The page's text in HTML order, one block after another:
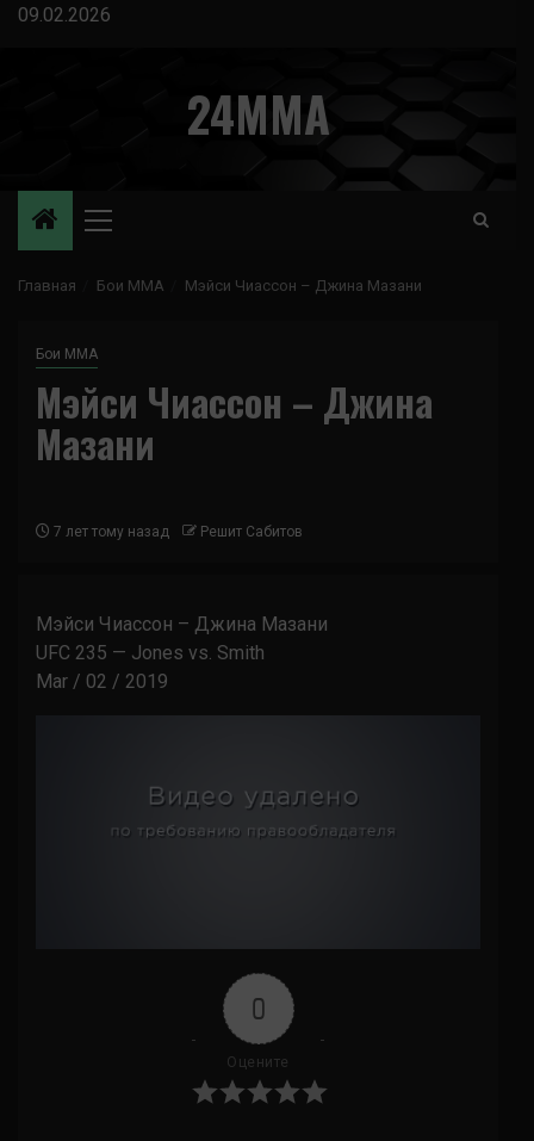
Перейти
09.02.2026
24MMA
Основное
Главная Бои ММА Мэйси Чиассон – Джина Мазани
Бои ММА
Мэйси Чиассон – Джина
Мазани
7 лет тому назад Решит Сабитов
Мэйси Чиассон – Джина Мазани
UFC 235 — Jones vs. Smith
Mar / 02 / 2019
0
Оцените